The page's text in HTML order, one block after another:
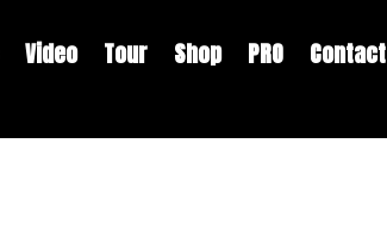
Video Tour Shop PRO Contact